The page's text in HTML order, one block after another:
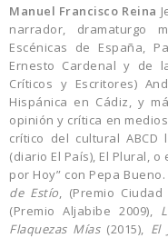
Manuel Francisco Reina
narrador, dramaturgo
Escénicas de España,
Ernesto Cardenal y de
Críticos y Escritores)
Hispánica en Cádiz, y
opinión y crítica en
crítico del cultural
(diario El País), El Plural,
por Hoy” con Pepa
de Estío, (Premio
(Premio Aljabibe 2009),
Flaquezas Mías(2015), El